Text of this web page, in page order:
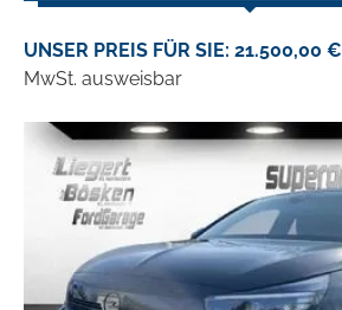
UNSER PREIS FÜR SIE: 21.500,00 €
MwSt. ausweisbar